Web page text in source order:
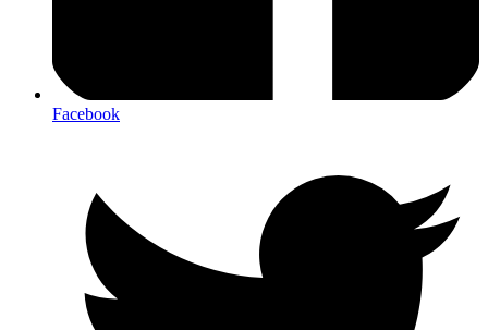
Facebook